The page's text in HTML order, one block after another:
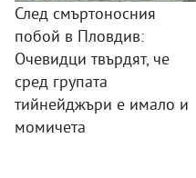
След смъртоносния
побой в Пловдив:
Очевидци твърдят, че
сред групата
тийнейджъри е имало и
момичета